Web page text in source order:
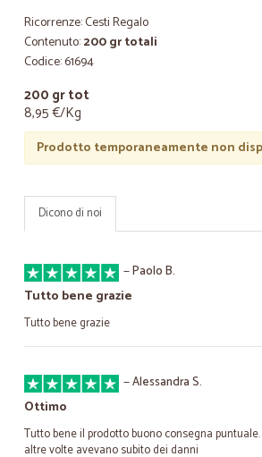
Ricorrenze: Cesti Regalo
Contenuto:200 gr totali
Codice: 61694
200 gr tot
8,95 €/Kg
Prodotto temporaneamente non
Dicono di noi
—Paolo B.
Tutto bene grazie
Tutto bene grazie
—Alessandra S.
Ottimo
Tutto bene il prodotto buono consegna
altre volte avevano subito dei danni